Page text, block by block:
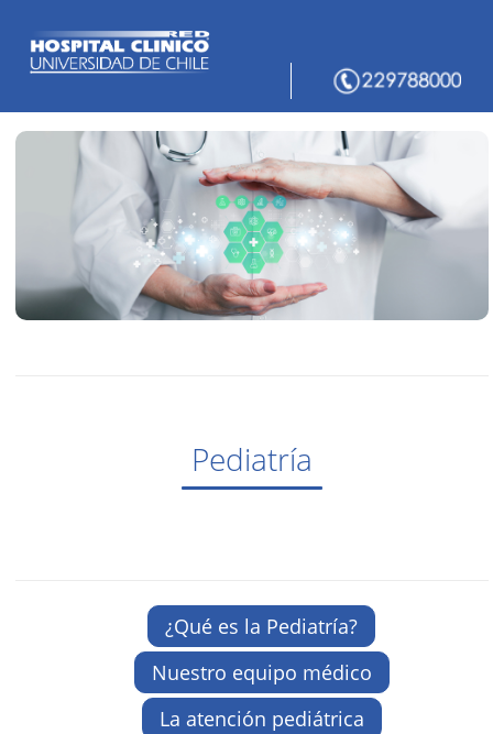
Pediatría
¿Qué es la Pediatría?
Nuestro equipo médico
La atención pediátrica